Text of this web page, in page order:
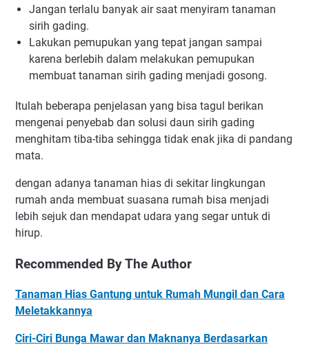
Jangan terlalu banyak air saat menyiram tanaman
sirih gading.
Lakukan pemupukan yang tepat jangan sampai
karena berlebih dalam melakukan pemupukan
membuat tanaman sirih gading menjadi gosong.
Itulah beberapa penjelasan yang bisa tagul berikan
mengenai penyebab dan solusi daun sirih gading
menghitam tiba-tiba sehingga tidak enak jika di pandang
mata.
dengan adanya tanaman hias di sekitar lingkungan
rumah anda membuat suasana rumah bisa menjadi
lebih sejuk dan mendapat udara yang segar untuk di
hirup.
Recommended By The Author
Tanaman Hias Gantung untuk Rumah Mungil dan Cara
Meletakkannya
Ciri-Ciri Bunga Mawar dan Maknanya Berdasarkan